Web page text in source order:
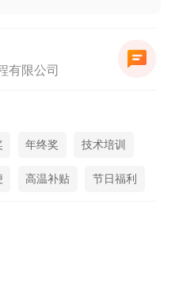
有限公司
年终奖 技术培训
高温补贴 节日福利